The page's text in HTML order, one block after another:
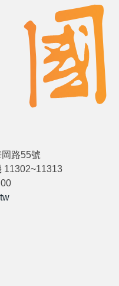
路55號
11302~11313